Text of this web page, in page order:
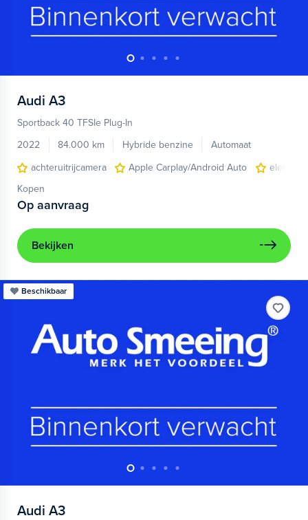
Audi A3
Sportback 40 TFSIe Plug-In
2022
84.000 km Hybride benzine
Automaat
achteruitrijcamera
Apple Carplay/Android Auto
Kopen
Op aanvraag
Bekijken
Beschikbaar
Audi A3